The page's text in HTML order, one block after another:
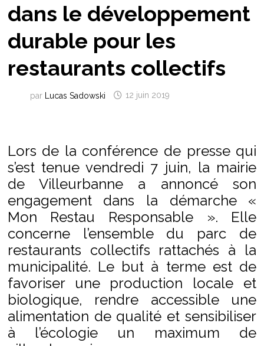
dans le développement
durable pour les
restaurants collectifs
par Lucas Sadowski 12 juin 2019
Lors de la conférence de presse qui
s’est tenue vendredi 7 juin, la mairie
de Villeurbanne a annoncé son
engagement dans la démarche «
Mon Restau Responsable ». Elle
concerne l’ensemble du parc de
restaurants collectifs rattachés à la
municipalité. Le but à terme est de
favoriser une production locale et
biologique, rendre accessible une
alimentation de qualité et sensibiliser
à l’écologie un maximum de